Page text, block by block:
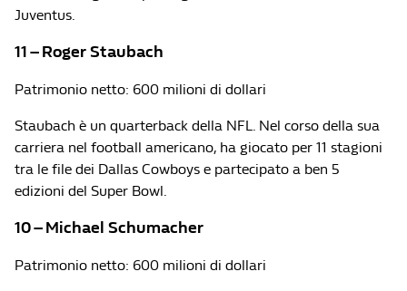
Juventus.
11 – Roger Staubach
Patrimonio netto: 600 milioni di dollari
Staubach è un quarterback della NFL. Nel corso della sua
carriera nel football americano, ha giocato per 11 stagioni
tra le file dei Dallas Cowboys e partecipato a ben 5
edizioni del Super Bowl.
10 – Michael Schumacher
Patrimonio netto: 600 milioni di dollari